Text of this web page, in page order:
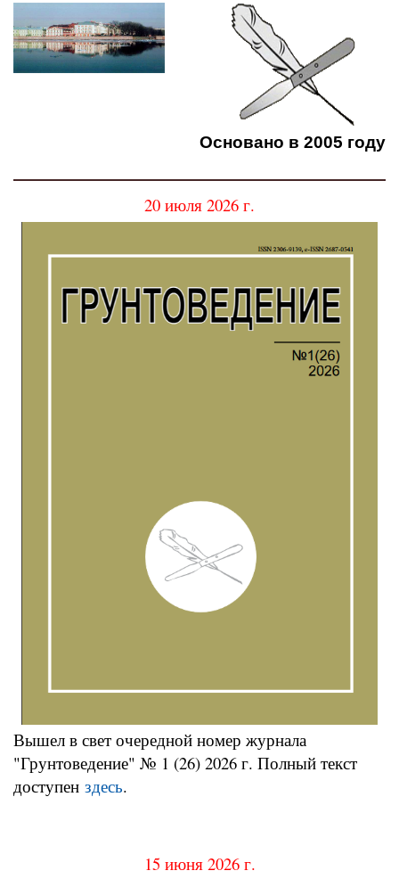
Основано в 2005 году
20 июля 2026 г.
Вышел в свет очередной номер журнала
"Грунтоведение" № 1 (26) 2026 г. Полный текст
доступен здесь.
15 июня 2026 г.